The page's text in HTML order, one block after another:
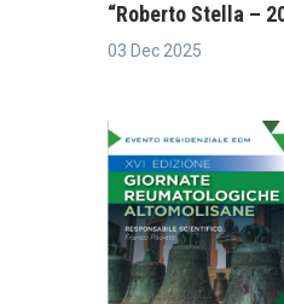
“Roberto Stella –
03 Dec 2025